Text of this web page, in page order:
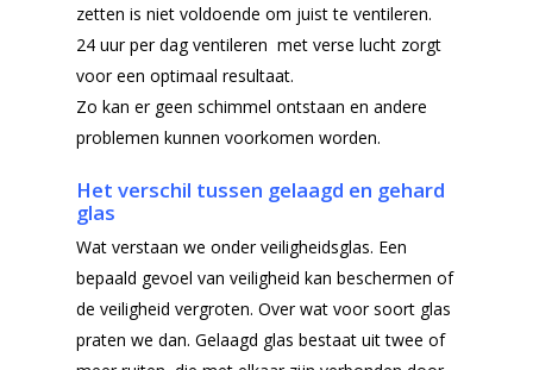
zetten is niet voldoende om juist te ventileren.
24 uur per dag ventileren met verse lucht zorgt
voor een optimaal resultaat.
Zo kan er geen schimmel ontstaan en andere
problemen kunnen voorkomen worden.
Het verschil tussen gelaagd en gehard
glas
Wat verstaan we onder veiligheidsglas. Een
bepaald gevoel van veiligheid kan beschermen of
de veiligheid vergroten. Over wat voor soort glas
praten we dan. Gelaagd glas bestaat uit twee of